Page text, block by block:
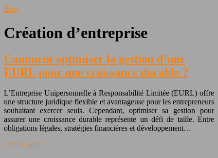
Blog
Création d’entreprise
Comment optimiser la gestion d’une
EURL pour une croissance durable ?
L’Entreprise Unipersonnelle à Responsabilité Limitée (EURL) offre
une structure juridique flexible et avantageuse pour les entrepreneurs
souhaitant exercer seuls. Cependant, optimiser sa gestion pour
assurer une croissance durable représente un défi de taille. Entre
obligations légales, stratégies financières et développement…
Lire la suite